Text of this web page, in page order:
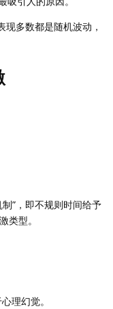
多数都是随机波动，
”，即不规则时间给予
类型。
理幻觉。